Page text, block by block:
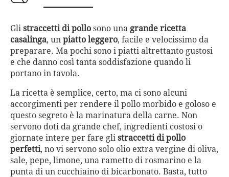
Gli straccetti di pollo sono una grande ricetta
casalinga, un piatto leggero, facile e velocissimo da
preparare. Ma pochi sono i piatti altrettanto gustosi
e che danno così tanta soddisfazione quando li
portano in tavola.
La ricetta è semplice, certo, ma ci sono alcuni
accorgimenti per rendere il pollo morbido e goloso e
questo segreto è la marinatura della carne. Non
servono doti da grande chef, ingredienti costosi o
giornate intere per fare gli straccetti di pollo
perfetti, no vi servono solo olio extra vergine di oliva,
sale, pepe, limone, una rametto di rosmarino e la
punta di un cucchiaino di bicarbonato. Basta, tutto